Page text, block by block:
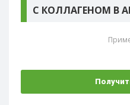
С КОЛЛАГЕНОМ В